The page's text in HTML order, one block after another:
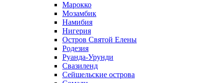
Марокко
Мозамбик
Намибия
Нигерия
Остров Святой Елены
Родезия
Руанда-Урунди
Свазиленд
Сейшельские острова